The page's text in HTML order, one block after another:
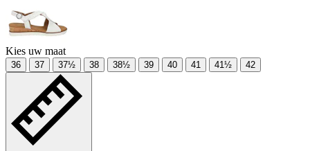
Kies uw maat
36 37 37½ 38 38½ 39 40 41 41½ 42